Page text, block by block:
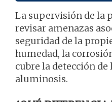
La supervisión de la
revisar amenazas
seguridad de la
humedad, la
cubre la detección
aluminosis.